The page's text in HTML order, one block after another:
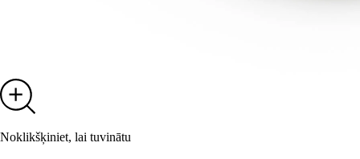
Noklikšķiniet, lai tuvinātu